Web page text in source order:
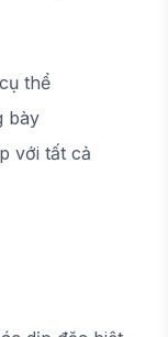
thể
bày
với tất cả